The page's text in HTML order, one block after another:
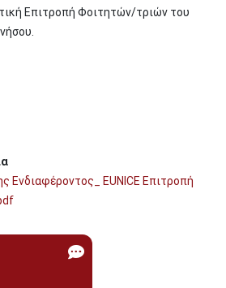
Επιτροπή Φοιτητών/τριών του
Ενδιαφέροντος_ EUNICE Επιτροπή